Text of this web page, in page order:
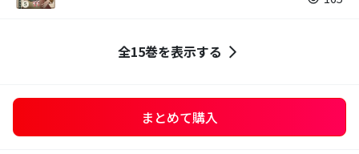
全15巻を表示する
まとめて購入